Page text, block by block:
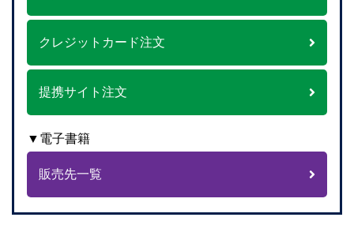
クレジットカード注文
提携サイト注文
▼電子書籍
販売先一覧